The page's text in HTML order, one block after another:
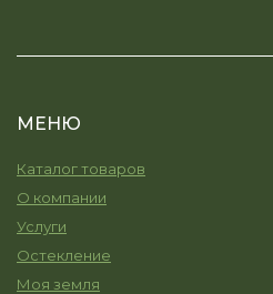
МЕНЮ
Каталог товаров
О компании
Услуги
Остекление
Моя земля